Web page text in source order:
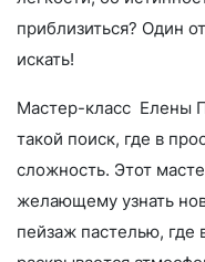
приблизиться? Один
искать!
Мастер-класс Елены
такой поиск, где в
сложность. Этот
желающему узнать
пейзаж пастелью, где